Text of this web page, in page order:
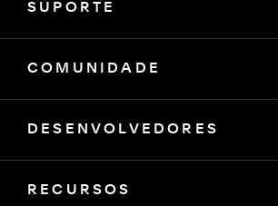
SUPORTE
COMUNIDADE
DESENVOLVEDORES
RECURSOS